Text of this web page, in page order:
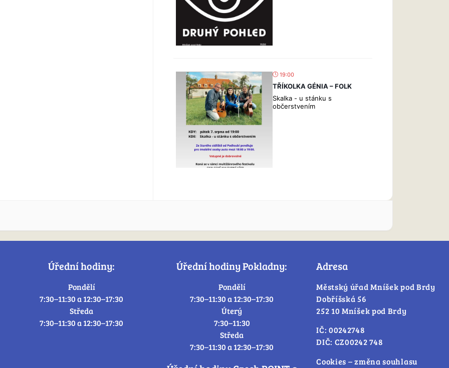
19:00
TŘÍKOLKA GÉNIA – FOLK
Skalka - u stánku s
občerstvením
Úřední hodiny:
Pondělí
7:30–11:30 a 12:30–17:30
Středa
7:30–11:30 a 12:30–17:30
Úřední hodiny Pokladny:
Pondělí
7:30–11:30 a 12:30–17:30
Úterý
7:30–11:30
Středa
7:30–11:30 a 12:30–17:30
Adresa
Městský úřad Mníšek pod Brdy
Dobříšská 56
252 10 Mníšek pod Brdy
IČ: 00242748
DIČ: CZ00242 748
Cookies – změna souhlasu